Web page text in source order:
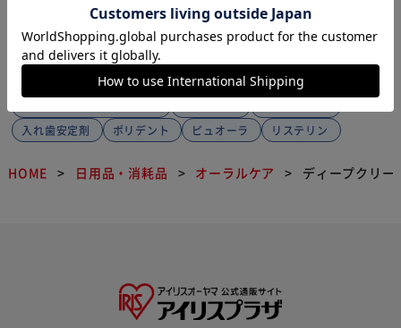
ディープクリーンの関連カテゴリの商品を
探す
電子・イオン歯ブラシ
歯磨き粉
入れ歯安定剤
ポリデント ピュオーラ リステリン
HOME 日用品・消耗品 オーラルケア ディープクリー